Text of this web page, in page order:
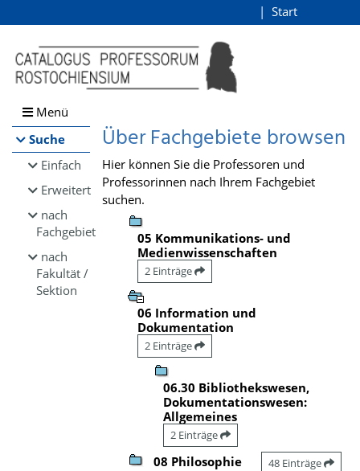
Browsen
direkt zum Inhalt
Start
Menü
Suche
Einfach
Erweitert
nach
Fachgebiet
nach
Fakultät /
Sektion
Über Fachgebiete browsen
Hier können Sie die Professoren und
Professorinnen nach Ihrem Fachgebiet
suchen.
05 Kommunikations- und
Medienwissenschaften
2 Einträge
06 Information und
Dokumentation
2 Einträge
06.30 Bibliothekswesen,
Dokumentationswesen:
Allgemeines
2 Einträge
08 Philosophie 48 Einträge